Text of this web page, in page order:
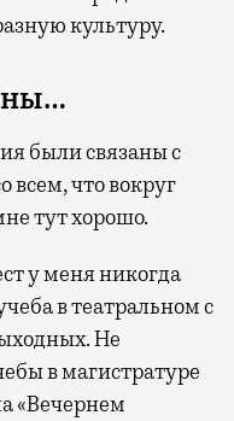
культуру.
были связаны с
всем, что вокруг
тут хорошо.
у меня никогда
в театральном с
Не
в магистратуре
«Вечернем